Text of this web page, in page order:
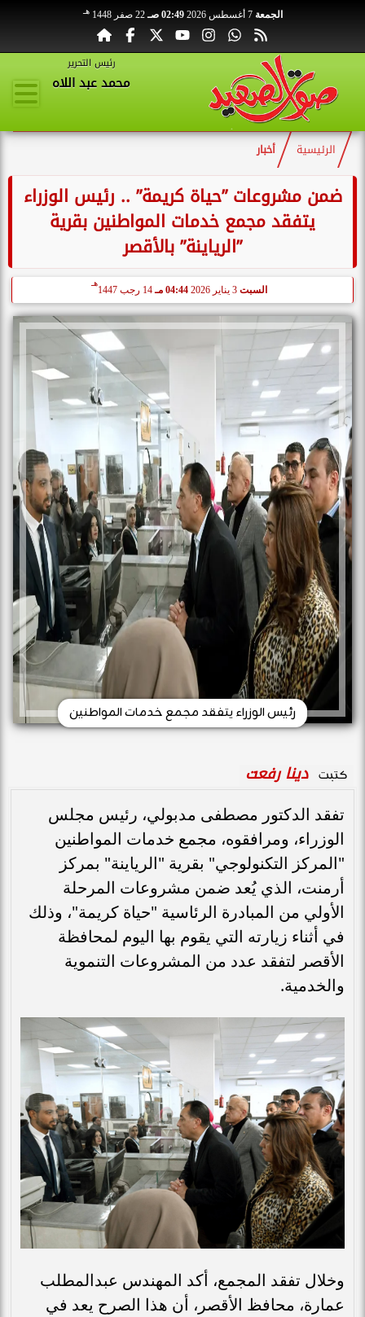
الجمعة 7 أغسطس 2026 02:49 صـ 22 صفر 1448 هـ
رئيس التحرير
محمد عبد اللاه
الرئيسية أخبار
ضمن مشروعات ”حياة كريمة” .. رئيس الوزراء
يتفقد مجمع خدمات المواطنين بقرية
”الرياينة” بالأقصر
السبت 04:44 مـ 14 رجب 1447
هـ
رئيس الوزراء يتفقد مجمع خدمات المواطنين
كتبت دينا رفعت
تفقد الدكتور مصطفى مدبولي، رئيس مجلس
الوزراء، ومرافقوه، مجمع خدمات المواطنين
"المركز التكنولوجي" بقرية "الرياينة" بمركز
أرمنت، الذي يُعد ضمن مشروعات المرحلة
الأولي من المبادرة الرئاسية "حياة كريمة"، وذلك
في أثناء زيارته التي يقوم بها اليوم لمحافظة
الأقصر لتفقد عدد من المشروعات التنموية
والخدمية.
وخلال تفقد المجمع، أكد المهندس عبدالمطلب
عمارة، محافظ الأقصر، أن هذا الصرح يعد في